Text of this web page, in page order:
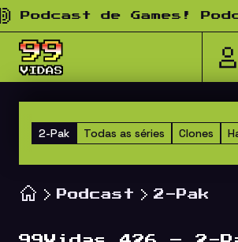
Pular para o conteúdo
de Games!
Todas as séries Clones
2-Pak
Podcast 2-Pak